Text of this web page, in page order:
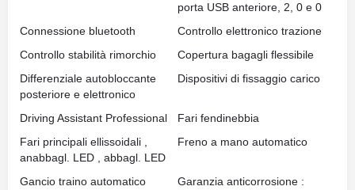
porta USB anteriore, 2, 0 e 0
Connessione bluetooth
Controllo elettronico trazione
Controllo stabilità rimorchio
Copertura bagagli flessibile
Differenziale autobloccante
posteriore e elettronico
Dispositivi di fissaggio carico
Driving Assistant Professional
Fari fendinebbia
Fari principali ellissoidali ,
anabbagl. LED , abbagl. LED
Freno a mano automatico
Gancio traino automatico
Garanzia anticorrosione :